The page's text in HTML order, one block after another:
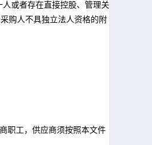
或者存在直接控股、管理关
购人不具独立法人资格的附
职工，供应商须按照本文件